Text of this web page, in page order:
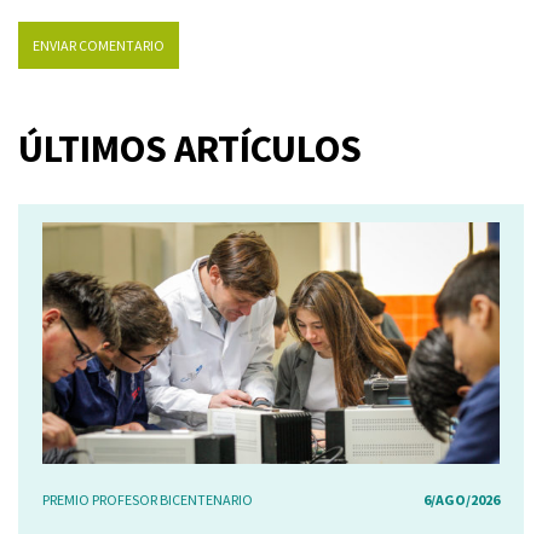
ÚLTIMOS ARTÍCULOS
PREMIO PROFESOR BICENTENARIO 6/AGO/2026